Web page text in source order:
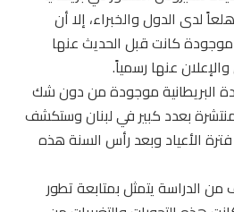
لدى الدول والخبراء، إلا أن
كانت قبل الحديث عنها
عنها رسمياً.
البريطانية موجودة من دون شك
بعدد كبير في لبنان وستكشف
الأعياد وبعد رأس السنة هذه
الدراسة يتمثل بمتابعة تطور